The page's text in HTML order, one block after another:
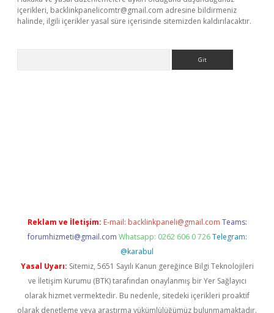
içerikleri, backlinkpanelicomtr@gmail.com adresine bildirmeniz
halinde, ilgili içerikler yasal süre içerisinde sitemizden kaldırılacaktır.
Reklam ve İletişim: E-mail: backlinkpaneli@gmail.com Teams:
forumhizmeti@gmail.com Whatsapp: 0262 606 0 726 Telegram:
@karabul
Yasal Uyarı: Sitemiz, 5651 Sayılı Kanun gereğince Bilgi Teknolojileri
ve İletişim Kurumu (BTK) tarafından onaylanmış bir Yer Sağlayıcı
olarak hizmet vermektedir. Bu nedenle, sitedeki içerikleri proaktif
olarak denetleme veya araştırma yükümlülüğümüz bulunmamaktadır.